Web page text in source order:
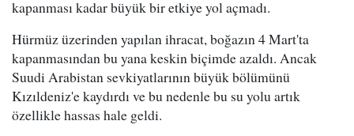
kapanması kadar büyük bir etkiye yol açmadı.
Hürmüz üzerinden yapılan ihracat, boğazın 4 Mart'ta
kapanmasından bu yana keskin biçimde azaldı. Ancak
Suudi Arabistan sevkiyatlarının büyük bölümünü
Kızıldeniz'e kaydırdı ve bu nedenle bu su yolu artık
özellikle hassas hale geldi.